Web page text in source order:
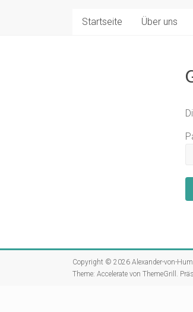
Startseite Über uns
Copyright © 2026 Alexander-von-
Theme: Accelerate von ThemeGrill.